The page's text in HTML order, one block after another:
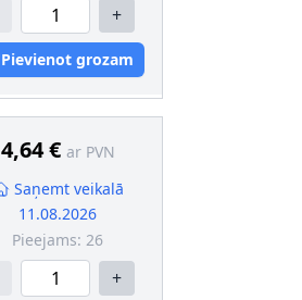
+
Pievienot grozam
4,64 € ar PVN
Saņemt veikalā
11.08.2026
Pieejams: 26
+